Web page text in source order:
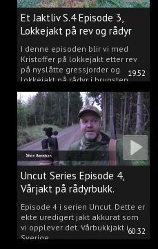
19:52
Et Jaktliv S.4 Episode 3,
Lokkejakt på rev og rådyr
2025.
I denne episoden blir vi med
Kristoffer på lokkejakt etter rev
på nyslåtte gressjorder og
lokkejakt på rådyr i brunsten.
60:32
Uncut Series Episode 4,
Vårjakt på rådyrbukk.
Episode 4 i serien Uncut. Dette er
ekte uredigert jakt akkurat som
vi opplever det. Vårbukkjakt i
Sverige.